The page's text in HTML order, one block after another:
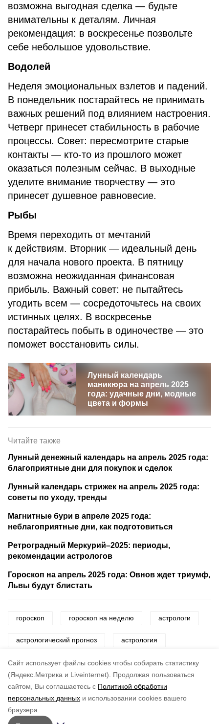
Cайт использует файлы cookies чтобы собирать статистику
(Яндекс.Метрика и Liveinternet).
Продолжая пользоваться
сайтом, Вы соглашаетесь с Политикой обработки
персональных данных и использовании cookies вашего
браузера.
возможна выгодная сделка — будьте
внимательны к деталям. Личная
рекомендация: в воскресенье позвольте
себе небольшое удовольствие.
Водолей
Неделя эмоциональных взлетов и падений.
В понедельник постарайтесь не принимать
важных решений под влиянием настроения.
Четверг принесет стабильность в рабочие
процессы. Совет: пересмотрите старые
контакты — кто-то из прошлого может
оказаться полезным сейчас. В выходные
уделите внимание творчеству — это
принесет душевное равновесие.
Рыбы
Время переходить от мечтаний
к действиям. Вторник — идеальный день
для начала нового проекта. В пятницу
возможна неожиданная финансовая
прибыль. Важный совет: не пытайтесь
угодить всем — сосредоточьтесь на своих
истинных целях. В воскресенье
постарайтесь побыть в одиночестве — это
поможет восстановить силы.
Лунный календарь
маникюра на апрель 2025
года: удачные дни, модные
цвета и формы
Читайте также
Лунный денежный календарь на апрель 2025 года:
благоприятные дни для покупок и сделок
Лунный календарь стрижек на апрель 2025 года:
советы по уходу, тренды
Магнитные бури в апреле 2025 года:
неблагоприятные дни, как подготовиться
Ретроградный Меркурий–2025: периоды,
рекомендации астрологов
Гороскоп на апрель 2025 года: Овнов ждет триумф,
Львы будут блистать
гороскоп гороскоп на неделю астрологи
астрологический прогноз астрология
знаки зодиака звезды
по оценке
5